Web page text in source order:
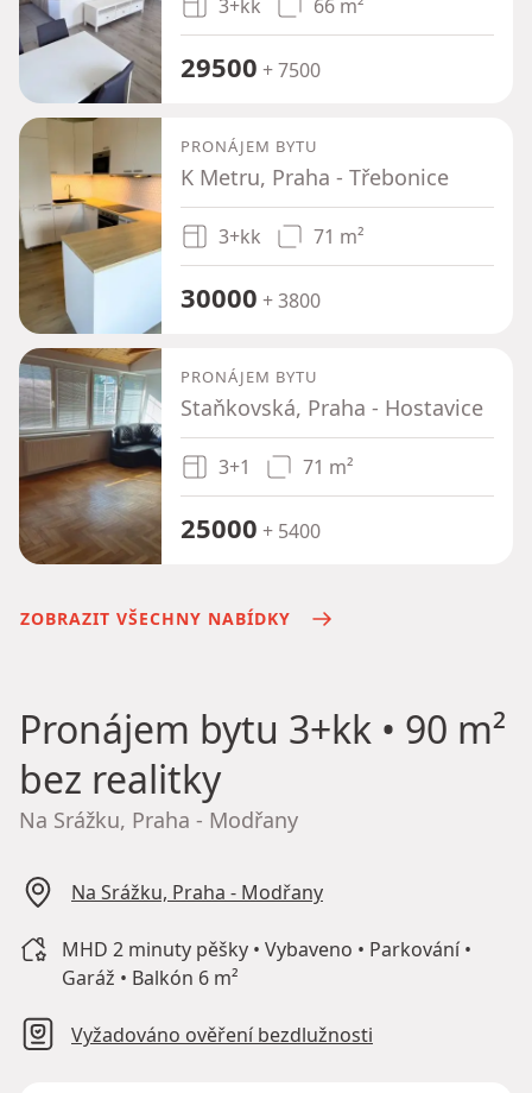
3+kk 66 m²
29500 + 7500
PRONÁJEM BYTU
K Metru, Praha - Třebonice
3+kk 71 m²
30000 + 3800
PRONÁJEM BYTU
Staňkovská, Praha - Hostavice
3+1 71 m²
25000 + 5400
ZOBRAZIT VŠECHNY NABÍDKY
Pronájem bytu 3+kk • 90 m²
bez realitky
Na Srážku, Praha - Modřany
Na Srážku, Praha - Modřany
MHD 2 minuty pěšky • Vybaveno • Parkování •
Garáž • Balkón 6 m²
Vyžadováno ověření bezdlužnosti